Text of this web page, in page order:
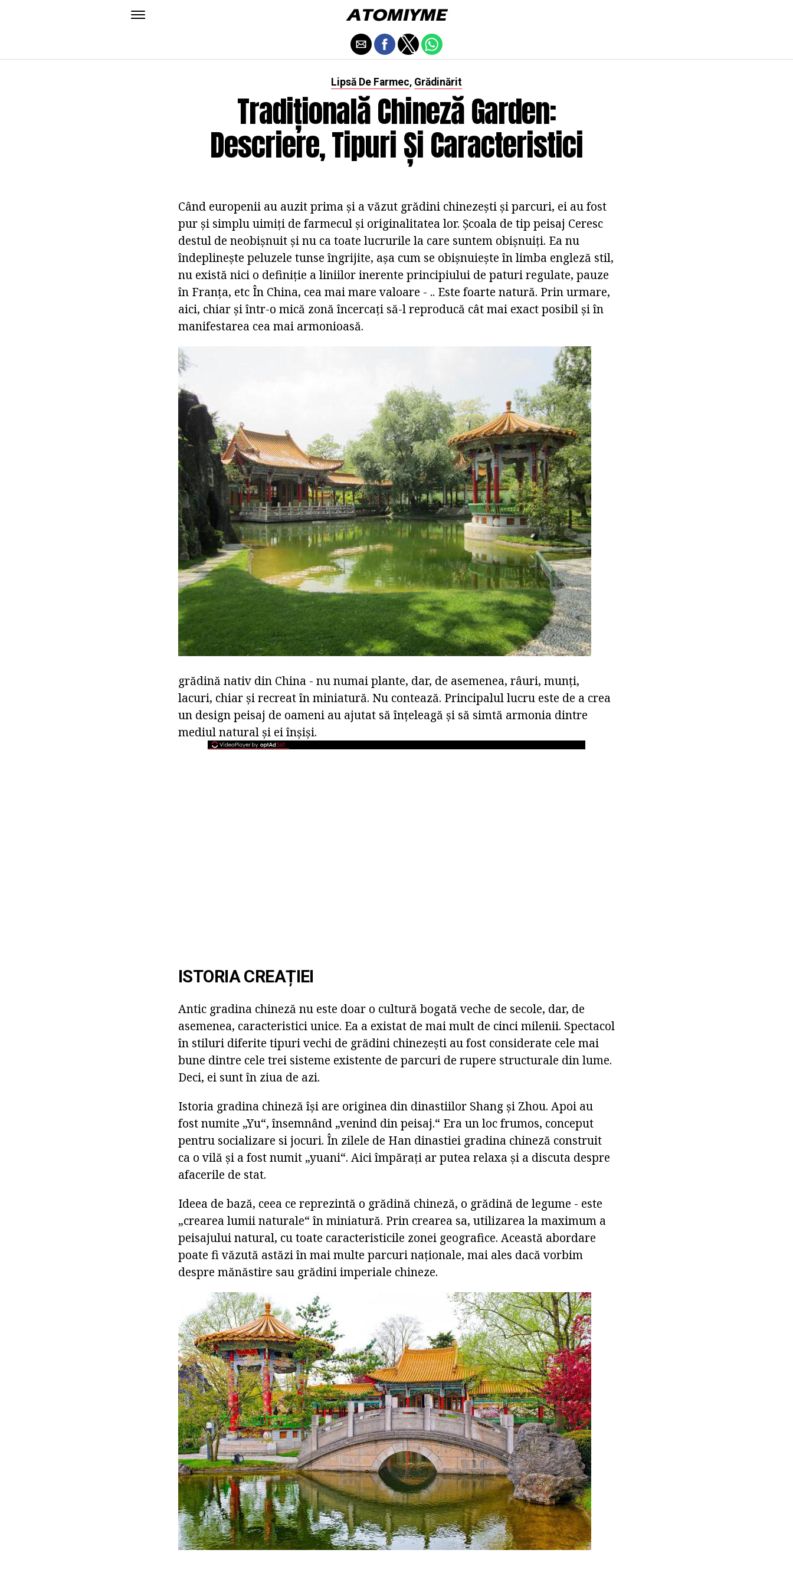
Lipsă De Farmec, Grădinărit
Tradițională Chineză Garden:
Descriere, Tipuri Și Caracteristici
Când europenii au auzit prima și a văzut grădini chinezești și parcuri, ei au fost
pur și simplu uimiți de farmecul și originalitatea lor. Școala de tip peisaj Ceresc
destul de neobișnuit și nu ca toate lucrurile la care suntem obișnuiți. Ea nu
îndeplinește peluzele tunse îngrijite, așa cum se obișnuiește în limba engleză stil,
nu există nici o definiție a liniilor inerente principiului de paturi regulate, pauze
în Franța, etc În China, cea mai mare valoare - .. Este foarte natură. Prin urmare,
aici, chiar și într-o mică zonă încercați să-l reproducă cât mai exact posibil și în
manifestarea cea mai armonioasă.
grădină nativ din China - nu numai plante, dar, de asemenea, râuri, munți,
lacuri, chiar și recreat în miniatură. Nu contează. Principalul lucru este de a crea
un design peisaj de oameni au ajutat să înțeleagă și să simtă armonia dintre
mediul natural și ei înșiși.
ISTORIA CREAȚIEI
Antic gradina chineză nu este doar o cultură bogată veche de secole, dar, de
asemenea, caracteristici unice. Ea a existat de mai mult de cinci milenii. Spectacol
în stiluri diferite tipuri vechi de grădini chinezești au fost considerate cele mai
bune dintre cele trei sisteme existente de parcuri de rupere structurale din lume.
Deci, ei sunt în ziua de azi.
Istoria gradina chineză își are originea din dinastiilor Shang și Zhou. Apoi au
fost numite „Yu“, însemnând „venind din peisaj.“ Era un loc frumos, conceput
pentru socializare si jocuri. În zilele de Han dinastiei gradina chineză construit
ca o vilă și a fost numit „yuani“. Aici împărați ar putea relaxa și a discuta despre
afacerile de stat.
Ideea de bază, ceea ce reprezintă o grădină chineză, o grădină de legume - este
„crearea lumii naturale“ în miniatură. Prin crearea sa, utilizarea la maximum a
peisajului natural, cu toate caracteristicile zonei geografice. Această abordare
poate fi văzută astăzi în mai multe parcuri naționale, mai ales dacă vorbim
despre mănăstire sau grădini imperiale chineze.